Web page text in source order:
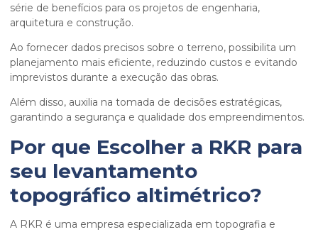
série de benefícios para os projetos de engenharia,
arquitetura e construção.
Ao fornecer dados precisos sobre o terreno, possibilita um
planejamento mais eficiente, reduzindo custos e evitando
imprevistos durante a execução das obras.
Além disso, auxilia na tomada de decisões estratégicas,
garantindo a segurança e qualidade dos empreendimentos.
Por que Escolher a RKR para
seu levantamento
topográfico altimétrico?
A RKR é uma empresa especializada em topografia e